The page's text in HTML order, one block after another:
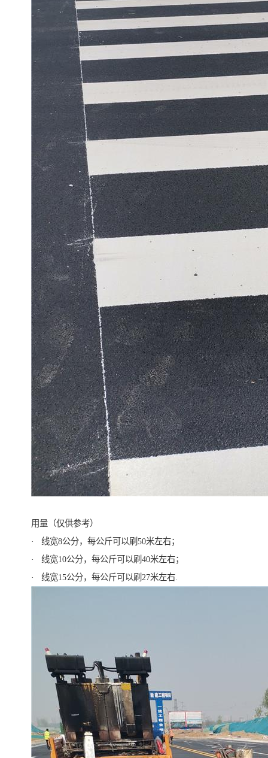
用量（仅供参考）
· 线宽8公分，每公斤可以刷50米左右；
· 线宽10公分，每公斤可以刷40米左右；
· 线宽15公分，每公斤可以刷27米左右.